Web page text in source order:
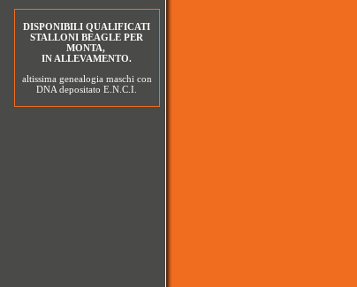
DISPONIBILI QUALIFICATI
STALLONI BEAGLE PER
MONTA,
IN ALLEVAMENTO.
altissima genealogia maschi con
DNA depositato E.N.C.I.